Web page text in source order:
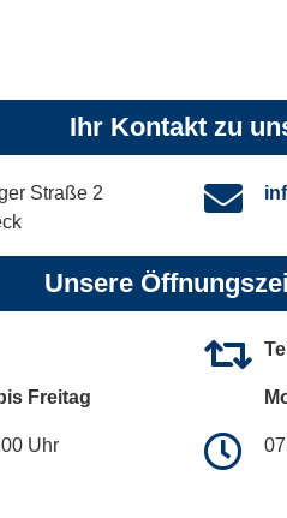
Ihr Kontakt zu
Straße 2
Unsere
Freitag
Uhr